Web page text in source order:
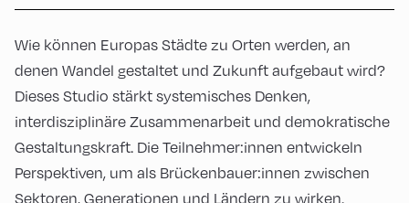
Wie können Europas Städte zu Orten werden, an
denen Wandel gestaltet und Zukunft aufgebaut wird?
Dieses Studio stärkt systemisches Denken,
interdisziplinäre Zusammenarbeit und demokratische
Gestaltungskraft. Die Teilnehmer:innen entwickeln
Perspektiven, um als Brückenbauer:innen zwischen
Sektoren, Generationen und Ländern zu wirken.